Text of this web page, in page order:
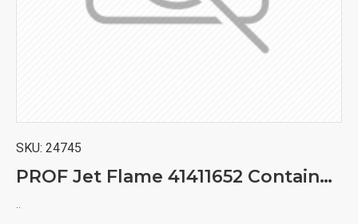
SKU: 24745
PROF Jet Flame 41411652 Container Brener DL20 upaljač